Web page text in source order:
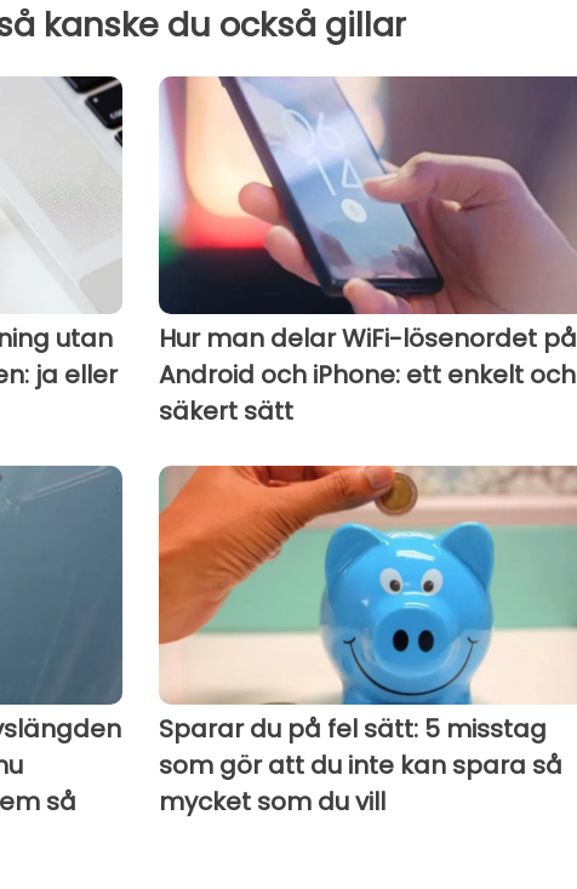
kanske du också gillar
utan
ja eller
Hur man delar WiFi-lösenordet på
Android och iPhone: ett enkelt och
säkert sätt
så
Sparar du på fel sätt: 5 misstag
som gör att du inte kan spara så
mycket som du vill